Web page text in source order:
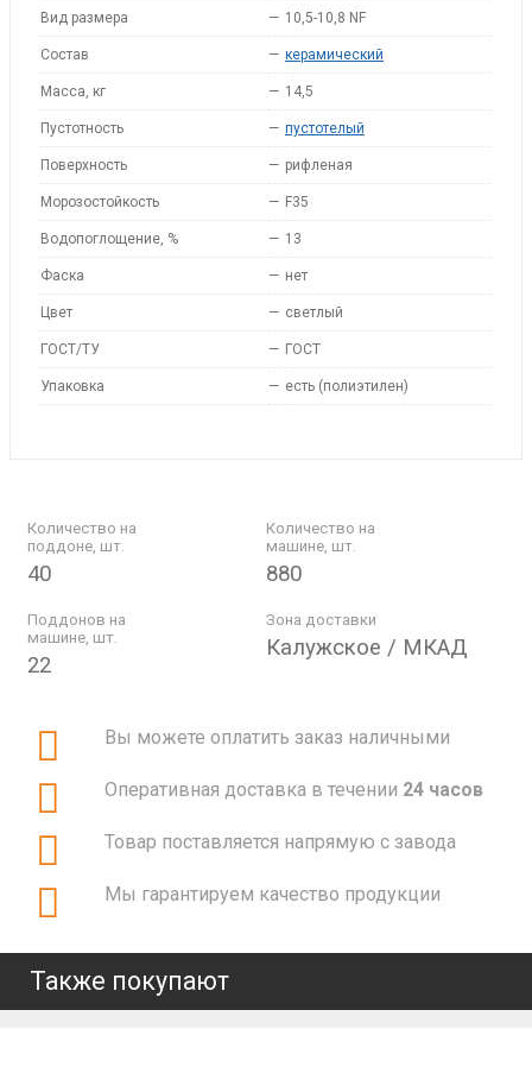
Вид размера — 10,5-10,8 NF
Состав — керамический
Масса, кг — 14,5
Пустотность — пустотелый
Поверхность — рифленая
Морозостойкость — F35
Водопоглощение, % — 13
Фаска — нет
Цвет — светлый
ГОСТ/ТУ — ГОСТ
Упаковка — есть (полиэтилен)
Количество на
поддоне, шт.
40
Количество на
машине, шт.
880
Поддонов на
машине, шт.
22
Зона доставки
Калужское / МКАД
Вы можете оплатить заказ наличными
Оперативная доставка в течении 24 часов
Товар поставляется напрямую с завода
Мы гарантируем качество продукции
Также покупают